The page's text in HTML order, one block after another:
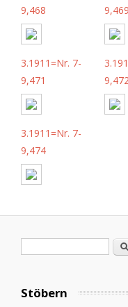
9,468
9,469
3.1911=Nr. 7-
9,471
9,472
3.1911=Nr. 7-
9,474
Stöbern